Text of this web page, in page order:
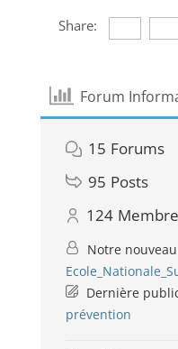
Share:
Forum
15 Forums
95 Posts
124
Notre
Dernière
prévention